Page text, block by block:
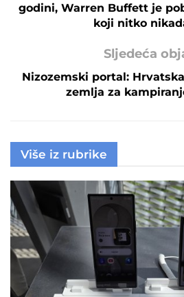
godini, Warren Buffett je
koji nitko
Sljedeća
Nizozemski portal:
zemlja za
Više iz rubrike